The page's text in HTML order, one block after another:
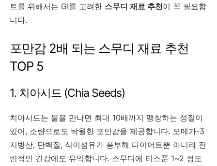
트를 위해서는 GI를 고려한 스무디 재료 추천이 꼭 필요합
니다.
포만감 2배 되는 스무디 재료 추천
TOP 5
1. 치아시드 (Chia Seeds)
치아시드는 물을 만나면 최대 10배까지 팽창하는 성질이
있어, 소량으로도 탁월한 포만감을 제공합니다. 오메가-3
지방산, 단백질, 식이섬유가 풍부해 다이어트뿐 아니라 전
반적인 건강에도 유익합니다. 스무디에 티스푼 1~2 정도